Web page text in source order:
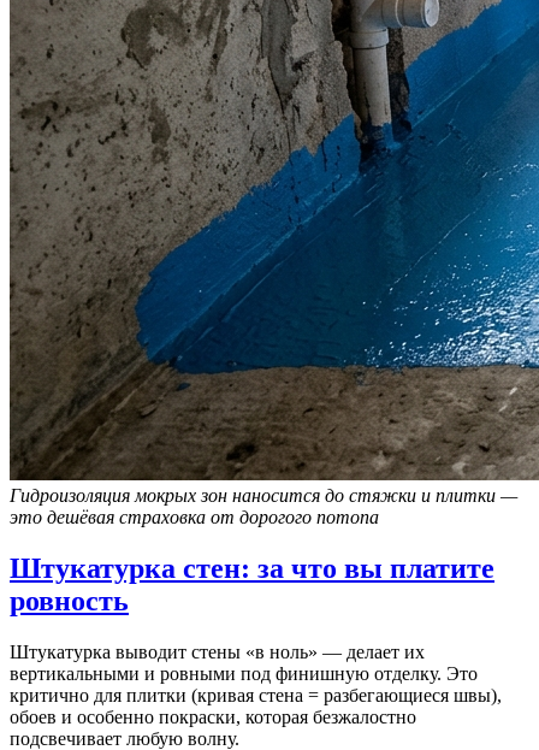
Гидроизоляция мокрых зон наносится до стяжки и плитки —
это дешёвая страховка от дорогого потопа
Штукатурка стен: за что вы платите
ровность
Штукатурка выводит стены «в ноль» — делает их
вертикальными и ровными под финишную отделку. Это
критично для плитки (кривая стена = разбегающиеся швы),
обоев и особенно покраски, которая безжалостно
подсвечивает любую волну.